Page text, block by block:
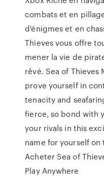
combats et en
d'énigmes et en
Thieves vous offre
mener la vie de
rêvé. Sea of Thieves
prove yourself in
tenacity and
fierce, so bond with
your rivals in this
name for yourself on
Acheter Sea of
Play Anywhere